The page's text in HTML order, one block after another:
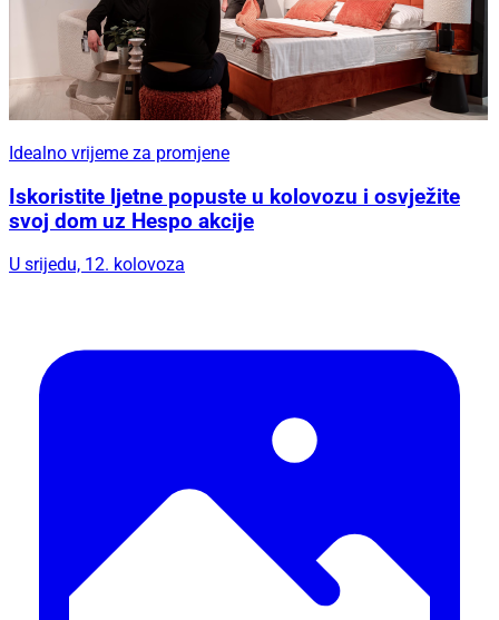
Idealno vrijeme za promjene
Iskoristite ljetne popuste u kolovozu i osvježite
svoj dom uz Hespo akcije
U srijedu, 12. kolovoza